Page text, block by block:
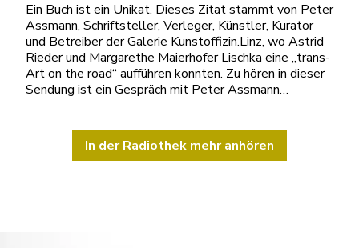
Ein Buch ist ein Unikat. Dieses Zitat stammt von Peter
Assmann, Schriftsteller, Verleger, Künstler, Kurator
und Betreiber der Galerie Kunstoffizin.Linz, wo Astrid
Rieder und Margarethe Maierhofer Lischka eine „trans-
Art on the road“ aufführen konnten. Zu hören in dieser
Sendung ist ein Gespräch mit Peter Assmann…
In der Radiothek mehr anhören